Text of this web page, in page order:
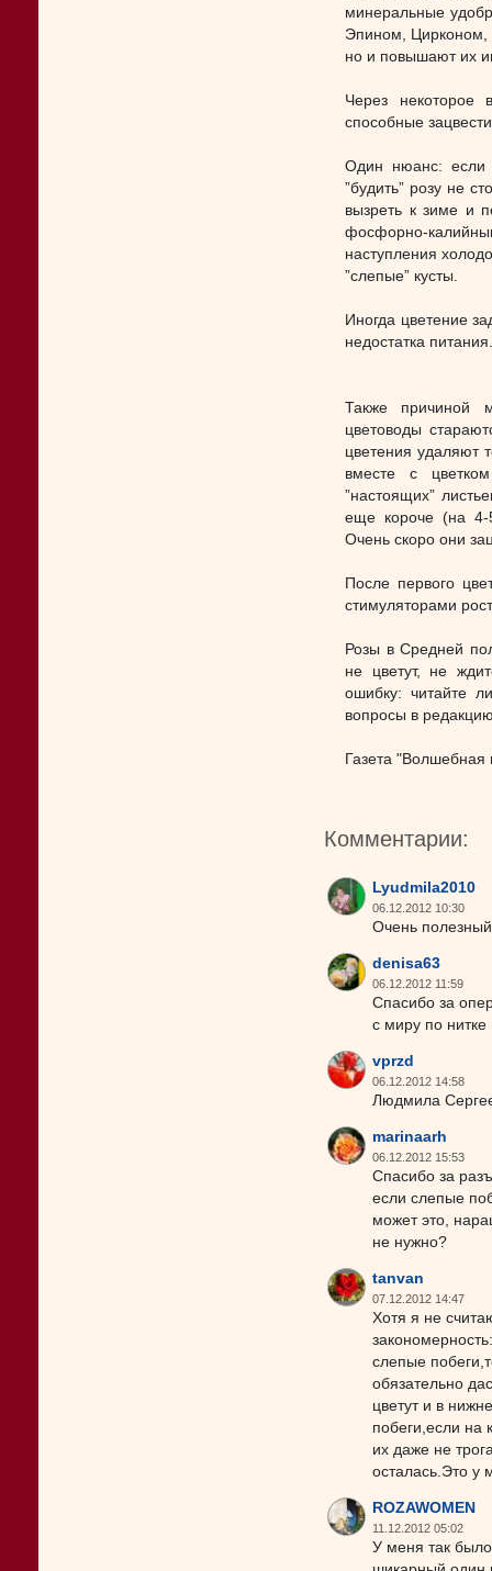
минеральные
Эпином, Цирконом,
но и повышают их
Через некоторое
способные
Один нюанс: если
”будить” розу не
вызреть к зиме и
фосфорно-
наступления
”слепые” кусты.
Иногда цветение
недостатка
Также причиной
цветоводы
цветения удаляют
вместе с
”настоящих”
еще короче (на 4-
Очень скоро они
После первого
стимуляторами
Розы в Средней
не цветут, не
ошибку: читайте
вопросы в
Газета "Волшебная
Комментарии:
Lyudmila2010
06.12.2012 10:30
Очень
denisa63
06.12.2012 11:59
Спасибо за
с миру по нитке
vprzd
06.12.2012 14:58
Людмила
marinaarh
06.12.2012 15:53
Спасибо за
если слепые
может это,
не нужно?
tanvan
07.12.2012 14:47
Хотя я не
слепые
обязательно
цветут и в
побеги,если на
их даже не
осталась.Это у
ROZAWOMEN
11.12.2012 05:02
У меня так